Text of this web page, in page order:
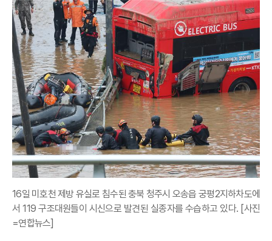
16일 미호천 제방 유실로 침수된 충북 청주시 오송읍 궁평2지하차도에
서 119 구조대원들이 시신으로 발견된 실종자를 수습하고 있다. [사진
=연합뉴스]